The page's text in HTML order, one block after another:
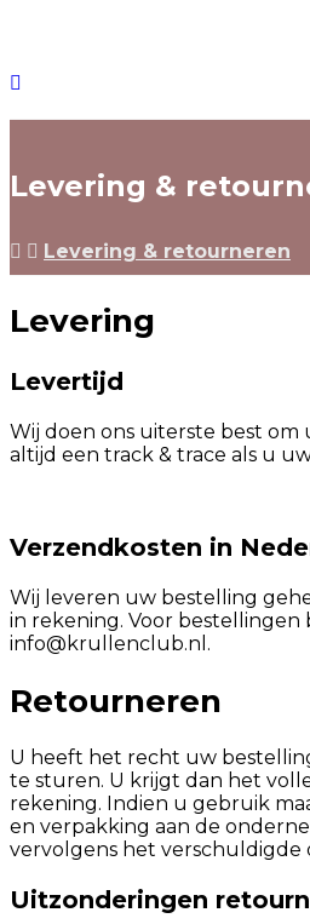
Levering &
Levering & retourneren
Levering
Levertijd
Wij doen ons uiterste best
altijd een track & trace als u
Verzendkosten in
Wij leveren uw bestelling
in rekening. Voor
info@krullenclub.nl.
Retourneren
U heeft het recht uw
te sturen. U krijgt dan het
rekening. Indien u gebruik
en verpakking aan de
vervolgens het
Uitzonderingen